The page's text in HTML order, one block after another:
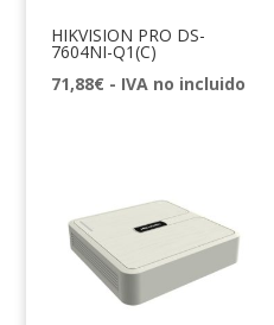
HIKVISION PRO DS-
7604NI-Q1(C)
71,88€ - IVA no incluido